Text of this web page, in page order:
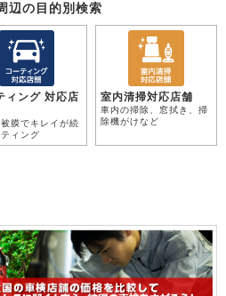
辺の目的別検索
ィング 対応店
膜でキレイが続
ィング
室内清掃対応店舗
車内の掃除、窓拭き、掃
除機がけなど